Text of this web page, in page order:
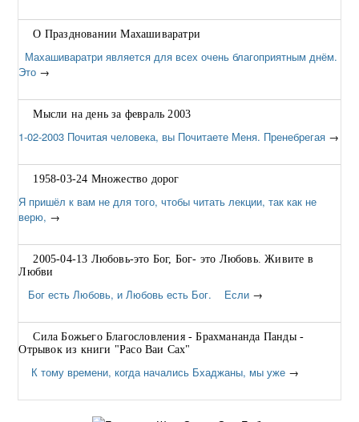
О Праздновании Махашиваратри
Махашиваратри является для всех очень благоприятным днём.
Это →
Мысли на день за февраль 2003
1-02-2003 Почитая человека, вы Почитаете Меня. Пренебрегая →
1958-03-24 Множество дорог
Я пришёл к вам не для того, чтобы читать лекции, так как не
верю, →
2005-04-13 Любовь-это Бог, Бог- это Любовь. Живите в
Любви
Бог есть Любовь, и Любовь есть Бог. Если →
Сила Божьего Благословления - Брахмананда Панды -
Отрывок из книги "Расо Ваи Сах"
К тому времени, когда начались Бхаджаны, мы уже →